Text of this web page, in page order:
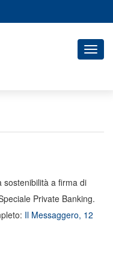
sostenibilità a firma di
Private Banking.
Il Messaggero, 12